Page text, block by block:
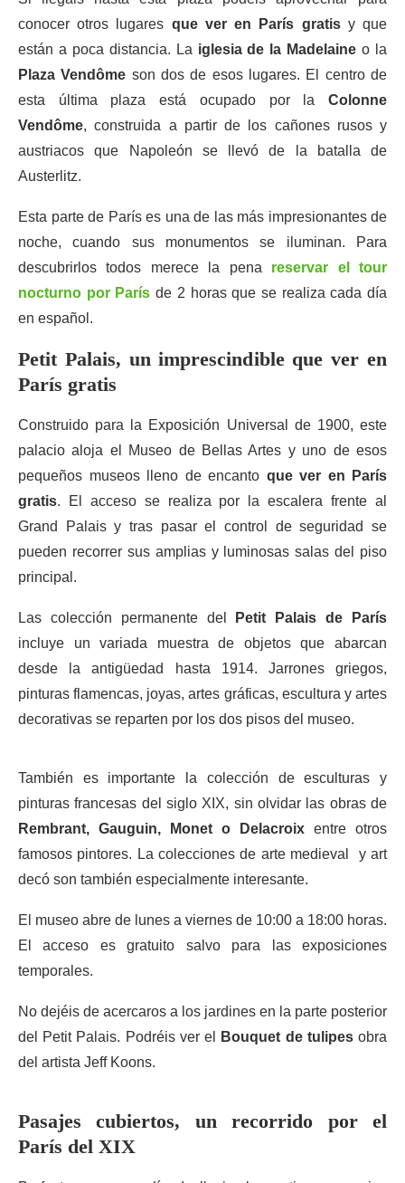
conocer otros lugares que ver en París gratisy que
están a poca distancia. La iglesia de la Madelaine o la
Plaza Vendôme son dos de esos lugares. El centro de
esta última plaza está ocupado por la Colonne
Vendôme, construida a partir de los cañones rusos y
austriacos que Napoleón se llevó de la batalla de
Austerlitz.
Esta parte de París es una de las más impresionantes de
noche, cuando sus monumentos se iluminan. Para
descubrirlos todos merece la pena reservar el tour
nocturno por París de 2 horas que se realiza cada día
en español.
Petit Palais, un imprescindible que ver en
París gratis
Construido para la Exposición Universal de 1900, este
palacio aloja el Museo de Bellas Artes y uno de esos
pequeños museos lleno de encanto que ver en París
gratis. El acceso se realiza por la escalera frente al
Grand Palais y tras pasar el control de seguridad se
pueden recorrer sus amplias y luminosas salas del piso
principal.
Las colección permanente del
Petit Palais de París
incluye un variada muestra de objetos que abarcan
desde la antigüedad hasta 1914. Jarrones griegos,
pinturas flamencas, joyas, artes gráficas, escultura y artes
decorativas se reparten por los dos pisos del museo.
También es importante la colección de esculturas y
pinturas francesas del siglo XIX, sin olvidar las obras de
Rembrant, Gauguin, Monet o Delacroix entre otros
famosos pintores. La colecciones de arte medieval y art
decó son también especialmente interesante.
El museo abre de lunes a viernes de 10:00 a 18:00 horas.
El acceso es gratuito salvo para las exposiciones
temporales.
No dejéis de acercaros a los jardines en la parte posterior
del Petit Palais. Podréis ver el
Bouquet de tulipesobra
del artista Jeff Koons.
Pasajes cubiertos, un recorrido por el
París del XIX